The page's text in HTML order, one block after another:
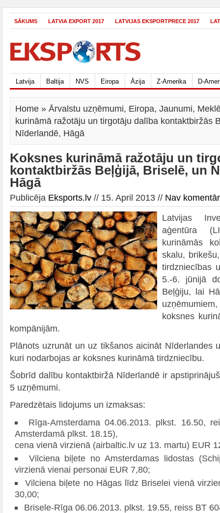
SĀKUMS LATVIA EXPORT 2017 LATVIJAS EKSPORTPRECE 2017
Latvija Baltija NVS Eiropa Āzija Z-Amerika D-
Home » Ārvalstu uzņēmumi, Eiropa, Jaunumi,
kurināmā ražotāju un tirgotāju dalība kontaktbiržās
Nīderlandē, Hāgā
Koksnes kurināmā ražotāju un
kontaktbiržās Beļģijā, Briselē, un
Hāgā
Publicēja Eksports.lv // 15. April 2013 // Nav
Latvijas
aģentūra
kurināmās
skalu,
tirdzniecības
5.-6. jūnijā
Beļģiju, lai
koksnes
kompānijām.
Plānots uzrunāt un uz tikšanos aicināt Nīderlandes
kuri nodarbojas ar koksnes kurināmā tirdzniecību.
Šobrīd dalību kontaktbiržā Nīderlandē ir
5 uzņēmumi.
Paredzētais lidojums un izmaksas:
Rīga-Amsterdama 04.06.2013. plkst. 16.50,
Amsterdamā plkst. 18.15),
cena vienā virzienā (airbaltic.lv uz 13. martu) EUR
Vilciena biļete no Amsterdamas lidostas
virzienā vienai personai EUR 7,80;
Vilciena biļete no Hāgas līdz Briselei vienā
30,00;
Brisele-Rīga 06.06.2013. plkst. 19.55, reiss BT